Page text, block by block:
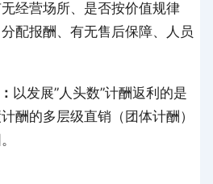
经营场所、是否按价值规律
配报酬、有无售后保障、人员
以发展”人头数”计酬返利的是
酬的多层级直销（团体计酬）